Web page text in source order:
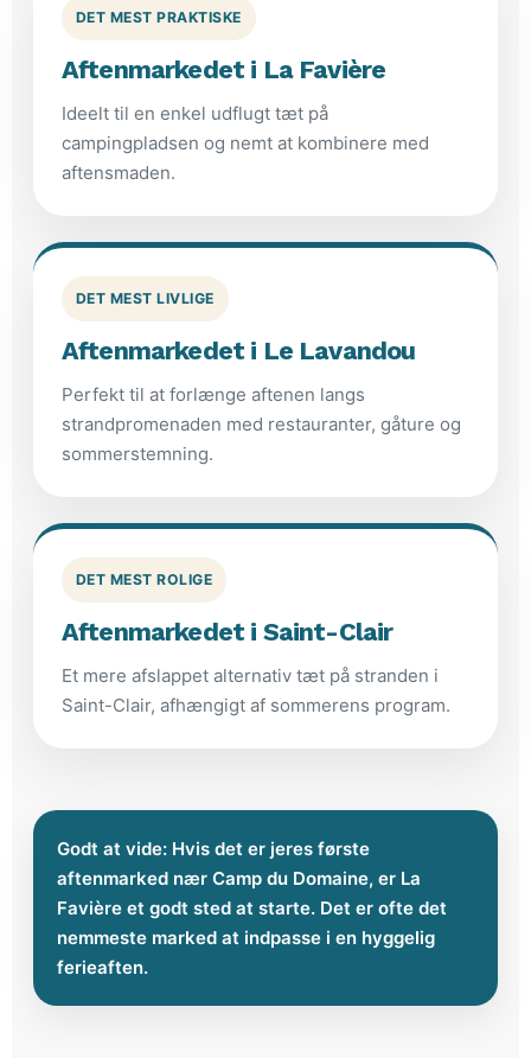
DET MEST PRAKTISKE
Aftenmarkedet i La Favière
Ideelt til en enkel udflugt tæt på
campingpladsen og nemt at kombinere med
aftensmaden.
DET MEST LIVLIGE
Aftenmarkedet i Le Lavandou
Perfekt til at forlænge aftenen langs
strandpromenaden med restauranter, gåture og
sommerstemning.
DET MEST ROLIGE
Aftenmarkedet i Saint-Clair
Et mere afslappet alternativ tæt på stranden i
Saint-Clair, afhængigt af sommerens program.
Godt at vide: Hvis det er jeres første
aftenmarked nær Camp du Domaine, er La
Favière et godt sted at starte. Det er ofte det
nemmeste marked at indpasse i en hyggelig
ferieaften.